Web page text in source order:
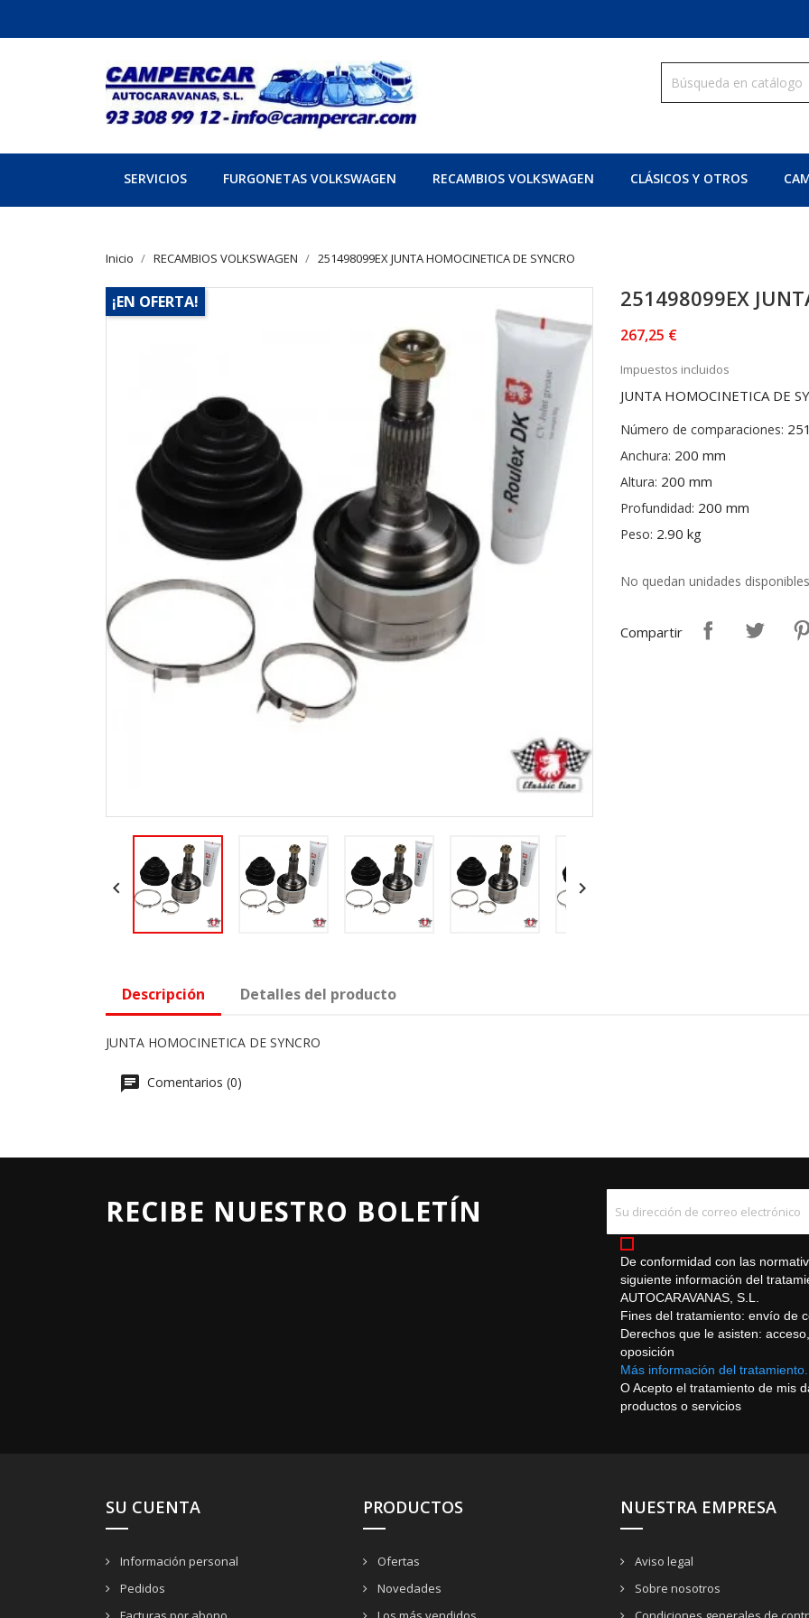
SERVICIOS FURGONETAS VOLKSWAGEN RECAMBIOS VOLKSWAGEN CLÁSICOS Y OTROS
Inicio RECAMBIOS VOLKSWAGEN 251498099EX JUNTA HOMOCINETICA DE SYNCRO
¡EN OFERTA!
 
251498099EX
267,25 €
Impuestos incluidos
JUNTA HOMOCINETICA DE
Número de comparaciones:
Anchura: 200 mm
Altura: 200 mm
Profundidad: 200 mm
Peso: 2.90 kg
No quedan unidades disponibles
Compartir
Descripción Detalles del producto
JUNTA HOMOCINETICA DE SYNCRO
Comentarios (0)
RECIBE NUESTRO BOLETÍN
De conformidad con las
siguiente información del
AUTOCARAVANAS, S.L.
Fines del tratamiento: envío de
Derechos que le asisten:
oposición
Más información del tratamiento.
O Acepto el tratamiento de mis
productos o servicios
SU CUENTA
Información personal
Pedidos
PRODUCTOS
Ofertas
Novedades
NUESTRA EMPRESA
Aviso legal
Sobre nosotros